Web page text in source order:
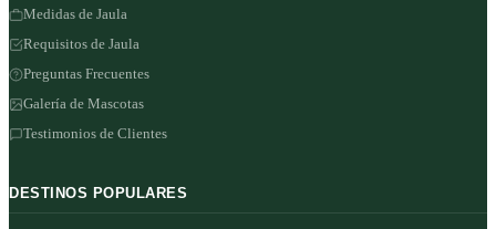
Medidas de Jaula
Requisitos de Jaula
Preguntas Frecuentes
Galería de Mascotas
Testimonios de Clientes
DESTINOS POPULARES